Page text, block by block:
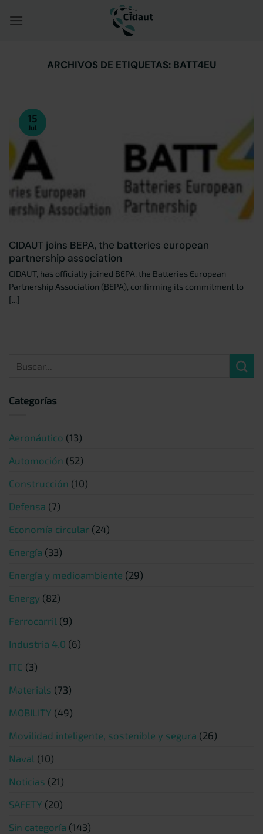
ARCHIVOS DE ETIQUETAS: BATT4EU
CIDAUT joins BEPA, the batteries european
partnership association
CIDAUT, has officially joined BEPA, the Batteries European
Partnership Association (BEPA), confirming its commitment to
[...]
15
Jul
Categorías
Aeronáutico (13)
Automoción (52)
Construcción (10)
Defensa (7)
Economía circular (24)
Energía (33)
Energía y medioambiente (29)
Energy (82)
Ferrocarril (9)
Industria 4.0 (6)
ITC (3)
Materials (73)
MOBILITY (49)
Movilidad inteligente, sostenible y segura (26)
Naval (10)
Noticias (21)
SAFETY (20)
Sin categoría (143)